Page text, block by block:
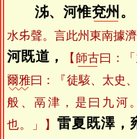
泲、河惟兗州 。
水𠂔聲。言此州東南據
河既道，
【 師古曰：
爾雅曰：『徒駭、太史
般、鬲津，是曰九河
也。」】 雷夏既澤，